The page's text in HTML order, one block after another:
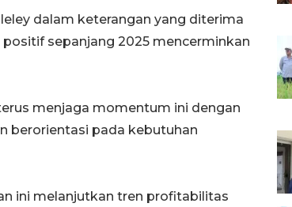
dalam keterangan yang diterima
sepanjang 2025 mencerminkan
menjaga momentum ini dengan
berorientasi pada kebutuhan
ini melanjutkan tren profitabilitas